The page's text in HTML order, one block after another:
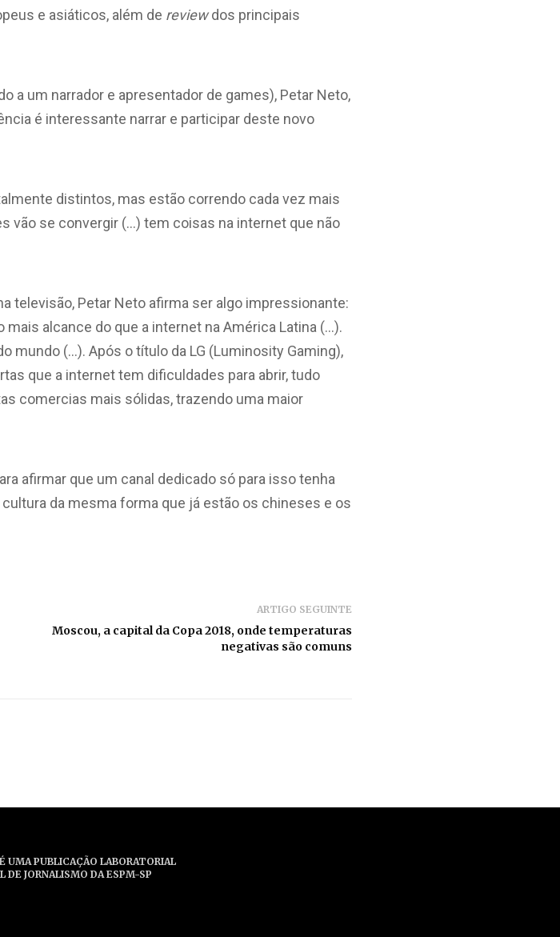
e asiáticos, além de reviewdos principais
a um narrador e apresentador de games), Petar Neto,
é interessante narrar e participar deste novo
distintos, mas estão correndo cada vez mais
vão se convergir (…) tem coisas na internet que não
televisão, Petar Neto afirma ser algo impressionante:
mais alcance do que a internet na América Latina (…).
mundo (…). Após o título da LG (Luminosity Gaming),
que a internet tem dificuldades para abrir, tudo
comercias mais sólidas, trazendo uma maior
afirmar que um canal dedicado só para isso tenha
da mesma forma que já estão os chineses e os
ARTIGO SEGUINTE
Moscou, a capital da Copa 2018, onde temperaturas
negativas são comuns
UMA PUBLICAÇÃO LABORATORIAL
DE JORNALISMO DA ESPM-SP